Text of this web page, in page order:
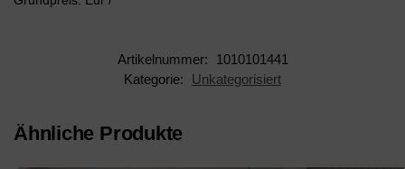
Artikelnummer:
1010101441
Kategorie:
Unkategorisiert
Ähnliche Produkte